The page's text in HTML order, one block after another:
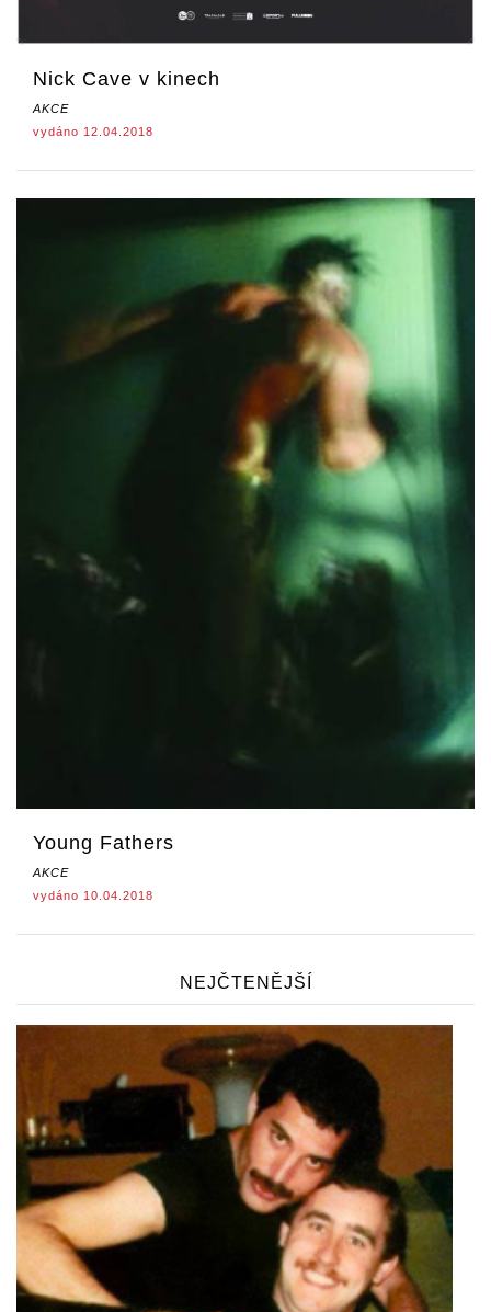
Nick Cave v kinech
AKCE
vydáno 12.04.2018
Young Fathers
AKCE
vydáno 10.04.2018
NEJČTENĚJŠÍ